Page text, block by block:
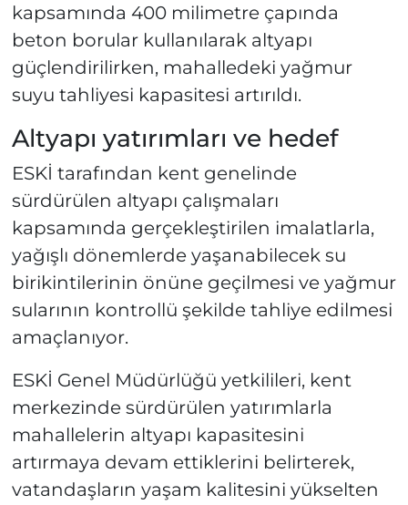
kapsamında 400 milimetre çapında
beton borular kullanılarak altyapı
güçlendirilirken, mahalledeki yağmur
suyu tahliyesi kapasitesi artırıldı.
Altyapı yatırımları ve hedef
ESKİ tarafından kent genelinde
sürdürülen altyapı çalışmaları
kapsamında gerçekleştirilen imalatlarla,
yağışlı dönemlerde yaşanabilecek su
birikintilerinin önüne geçilmesi ve yağmur
sularının kontrollü şekilde tahliye edilmesi
amaçlanıyor.
ESKİ Genel Müdürlüğü yetkilileri, kent
merkezinde sürdürülen yatırımlarla
mahallelerin altyapı kapasitesini
artırmaya devam ettiklerini belirterek,
vatandaşların yaşam kalitesini yükselten